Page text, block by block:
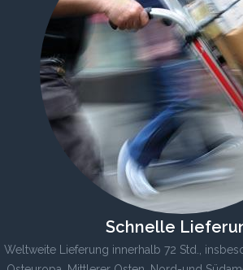
Schnelle
Weltweite Lieferung innerhalb 72 Std.,